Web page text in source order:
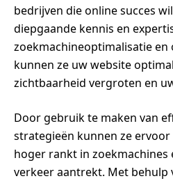
bedrijven die online succes
diepgaande kennis en
zoekmachineoptimalisatie en
kunnen ze uw website
zichtbaarheid vergroten en
Door gebruik te maken van
strategieën kunnen ze
hoger rankt in zoekmachines
verkeer aantrekt. Met behulp